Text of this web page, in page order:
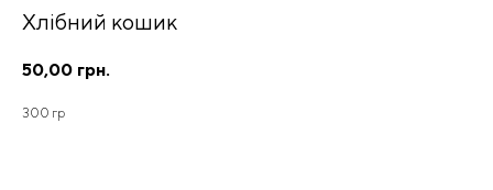
Хлібний кошик
50,00 грн.
300 гр